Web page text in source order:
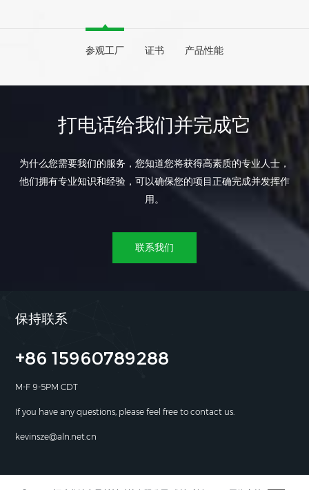
参观工厂 证书 产品性能
打电话给我们并完成它
为什么您需要我们的服务，您知道您将获得高素质的专业人士，
他们拥有专业知识和经验，可以确保您的项目正确完成并发挥作
用。
联系我们
保持联系
+86 15960789288
M-F 9-5PM CDT
If you have any questions, please feel free to contact us.
kevinsze@aln.net.cn